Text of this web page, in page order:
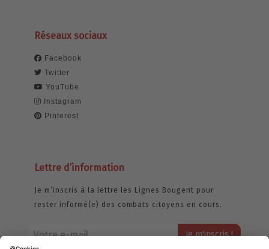
Réseaux sociaux
Facebook
Twitter
YouTube
Instagram
Pinterest
Lettre d’information
Je m’inscris à la lettre les Lignes Bougent pour
rester informé(e) des combats citoyens en cours.